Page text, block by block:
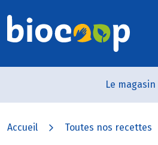
Le magasin
Accueil Toutes nos recettes